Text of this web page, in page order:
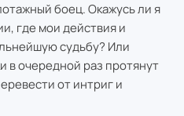
боец. Окажусь ли я
где мои действия и
судьбу? Или
в очередной раз протянут
от интриг и